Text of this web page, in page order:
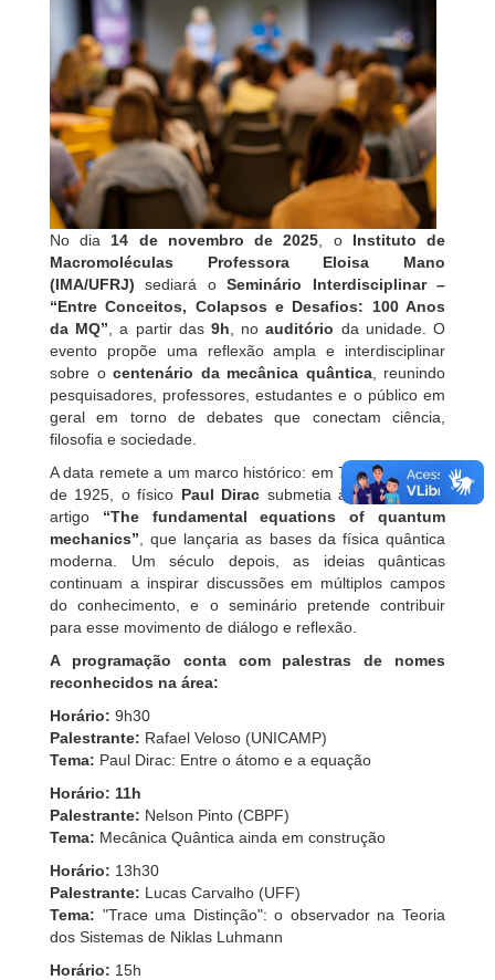
No dia 14 de novembro de 2025 , o Instituto de
Macromoléculas Professora Eloisa Mano
(IMA/UFRJ) sediará oSeminário Interdisciplinar –
“Entre Conceitos, Colapsos e Desafios: 100 Anos
da MQ” , a partir das9h , no auditório da unidade. O
evento propõe uma reflexão ampla e interdisciplinar
sobre o centenário da mecânica quântica, reunindo
pesquisadores, professores, estudantes e o público em
geral em torno de debates que conectam ciência,
filosofia e sociedade.
A data remete a um marco histórico: em 7 de novembro
de 1925, o físico Paul Dirac submetia à publicação o
artigo “The fundamental equations of quantum
mechanics” , que lançaria as bases da física quântica
moderna. Um século depois, as ideias quânticas
continuam a inspirar discussões em múltiplos campos
do conhecimento, e o seminário pretende contribuir
para esse movimento de diálogo e reflexão.
A programação conta com palestras de nomes
reconhecidos na área:
Horário: 9h30
Palestrante: Rafael Veloso (UNICAMP)
Tema: Paul Dirac: Entre o átomo e a equação
Horário: 11h
Palestrante: Nelson Pinto (CBPF)
Tema: Mecânica Quântica ainda em construção
Horário: 13h30
Palestrante: Lucas Carvalho (UFF)
Tema: "Trace uma Distinção": o observador na Teoria
dos Sistemas de Niklas Luhmann
Horário: 15h